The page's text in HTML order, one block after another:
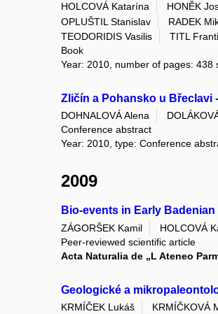
HOLCOVÁ Katarína
HONĚK
OPLUŠTIL Stanislav
RADEK
TEODORIDIS Vasilis
TITL
Book
Year: 2010, number of pages: 438
Zličín a Pohansko u
DOHNALOVÁ Alena
Conference abstract
Year: 2010, type: Conference
2009
Bio-events in Early
ZÁGORŠEK Kamil HOLCOVÁ
Peer-reviewed scientific article
Acta Naturalia de „L Ateneo
Geologické a
KRMÍČEK Lukáš KRMÍČKOVÁ